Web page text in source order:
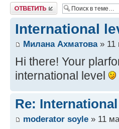
Ответить
International
Милана Ахматова» 11
Hi there! Your
international level
Re:
moderator soyle » 11